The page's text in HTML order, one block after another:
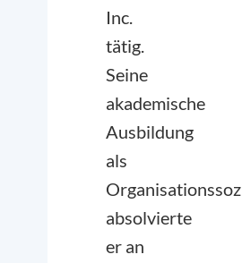
Inc.
tätig.
Seine
akademische
Ausbildung
als
absolvierte
er an